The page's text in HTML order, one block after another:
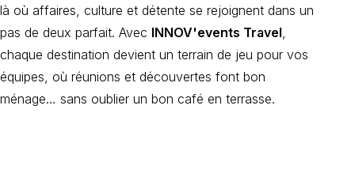
là où affaires, culture et détente se rejoignent dans un
pas de deux parfait. Avec INNOV'events Travel,
chaque destination devient un terrain de jeu pour vos
équipes, où réunions et découvertes font bon
ménage… sans oublier un bon café en terrasse.